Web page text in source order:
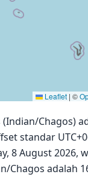
Leaflet | ©
Chagos)
standar
8 August 2026,
Chagos adalah